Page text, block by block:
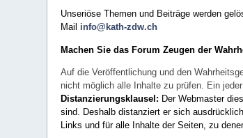
Unseriöse Themen und Beiträge werden
Mail info@kath-zdw.ch
Machen Sie das Forum Zeugen der
Auf die Veröffentlichung und den
nicht möglich alle Inhalte zu prüfen. Ein
Distanzierungsklausel: Der Webmaster
sind. Deshalb distanziert er sich
Links und für alle Inhalte der Seiten, zu